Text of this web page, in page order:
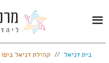
Primary
Menu
בית דניאל קהילת דניאל ביפו